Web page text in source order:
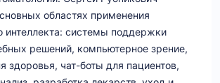
областях применения
интеллекта: системы поддержки
решений, компьютерное зрение,
здоровья, чат-боты для пациентов,